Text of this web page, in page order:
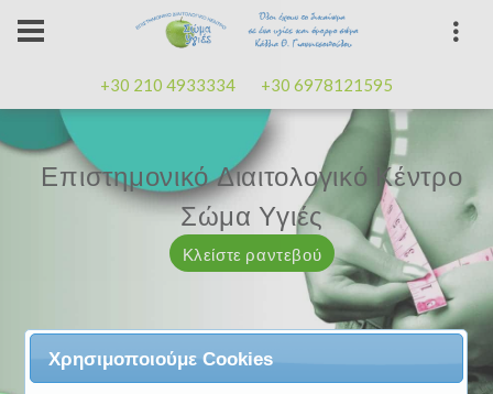
+30 210 4933334 +30 6978121595
Επαγγελματισμός, εμπειρίακαλή
διάθεση
Κλείστε ραντεβού
Επιστημονικό Διαιτολογικό Κέντρο
Σώμα Υγιές
Κλείστε ραντεβού
Μαζί μας μπορείτε
Κλείστε ραντεβού
Επαγγελματισμός, εμπειρίακαλή
διάθεση
Κλείστε ραντεβού
Επιστημονικό Διαιτολογικό Κέντρο
Σώμα Υγιές
Κλείστε ραντεβού
Χρησιμοποιούμε Cookies